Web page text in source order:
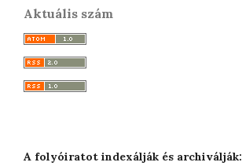
Aktuális szám
A folyóiratot indexálják és archiválják: